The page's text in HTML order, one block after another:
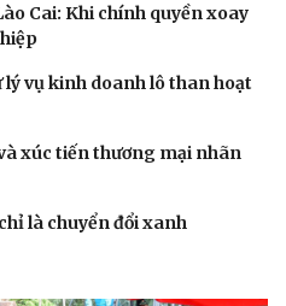
Câu chuyện thời sự
Đọc truyện đêm khuya
Kể chuyện cho bé
Cai: Khi chính quyền xoay
vụ kinh doanh lô than hoạt
xúc tiến thương mại nhãn
là chuyển đổi xanh